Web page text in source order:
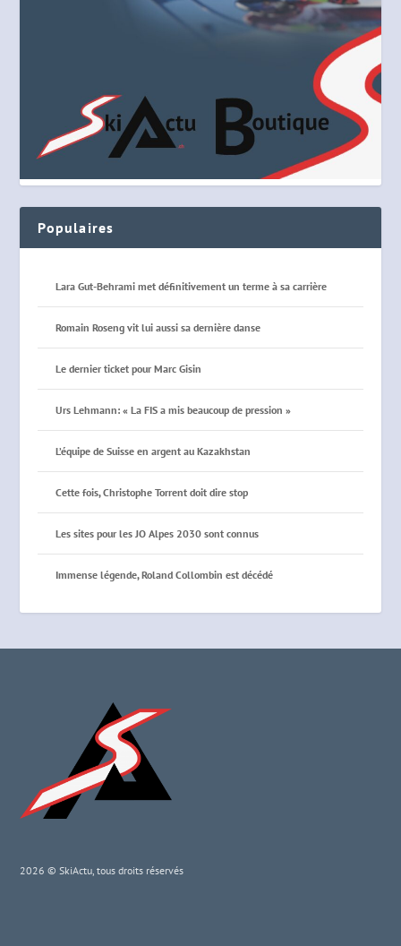
Populaires
Lara Gut-Behrami met définitivement un terme à sa carrière
Romain Roseng vit lui aussi sa dernière danse
Le dernier ticket pour Marc Gisin
Urs Lehmann: « La FIS a mis beaucoup de pression »
L’équipe de Suisse en argent au Kazakhstan
Cette fois, Christophe Torrent doit dire stop
Les sites pour les JO Alpes 2030 sont connus
Immense légende, Roland Collombin est décédé
2026 © SkiActu, tous droits réservés